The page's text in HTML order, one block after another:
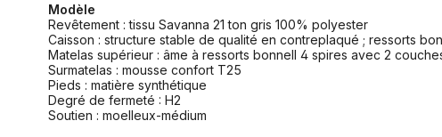
Modèle
Revêtement : tissu Savanna 21 ton gris 100% polyester
Caisson : structure stable de qualité en contreplaqué ; ressorts
Matelas supérieur : âme à ressorts bonnell 4 spires avec 2
Surmatelas : mousse confort T25
Pieds : matière synthétique
Degré de fermeté : H2
Soutien : moelleux-médium